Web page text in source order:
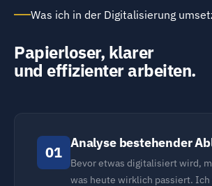
Was ich in der Digitalisierung
Papierloser, klarer
und effizienter arbeiten.
01
Analyse bestehender
Bevor etwas digitalisiert wird,
was heute wirklich passiert. Ich